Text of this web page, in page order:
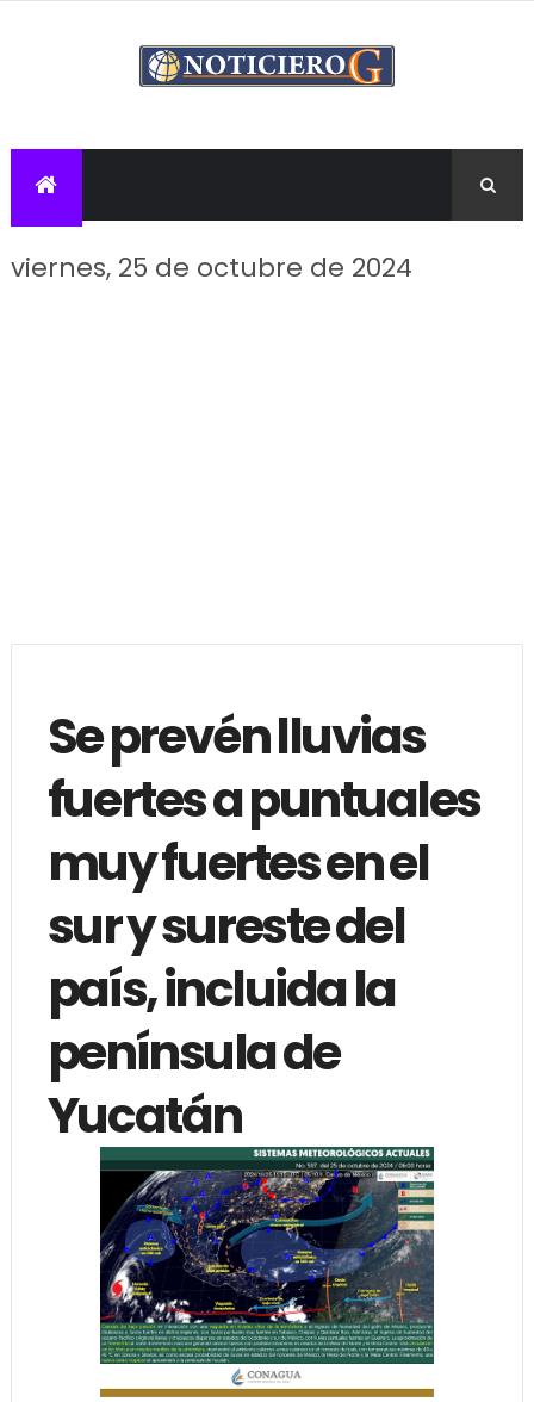
viernes, 25 de octubre de 2024
Se prevén lluvias
fuertes a puntuales
muy fuertes en el
sur y sureste del
país, incluida la
península de
Yucatán